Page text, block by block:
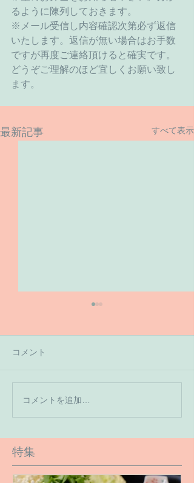
るように陳列しておきます。
※メール受信し内容確認次第必ず返信
いたします。返信が無い場合はお手数
ですが再度ご連絡頂けると確実です。
どうぞご理解のほど宜しくお願い致し
ます。
最新記事 すべて表示
【６月１６日のご予約状
況です】
コメント
コメントを追加…
特集